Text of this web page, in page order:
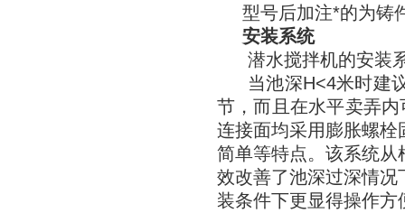
型号后加注*的为铸
安装系统
潜水搅拌机的安装
当池深H<4米时建
节，而且在水平卖弄
连接面均采用膨胀螺
简单等特点。该系统
效改善了池深过深情
装条件下更显得操作方